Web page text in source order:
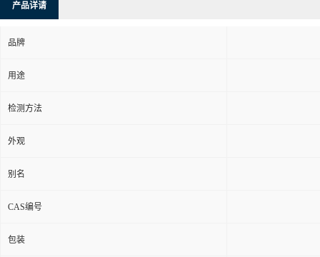
产品详请
品牌
用途
检测方法
外观
别名
CAS编号
包装